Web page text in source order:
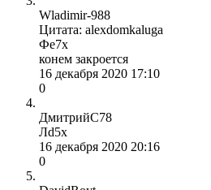
Wladimir-988
Цитата: alexdomkaluga
Фе7x
конем закроется
16 декабря 2020 17:10
0
ДмитрийС78
Лd5x
16 декабря 2020 20:16
0